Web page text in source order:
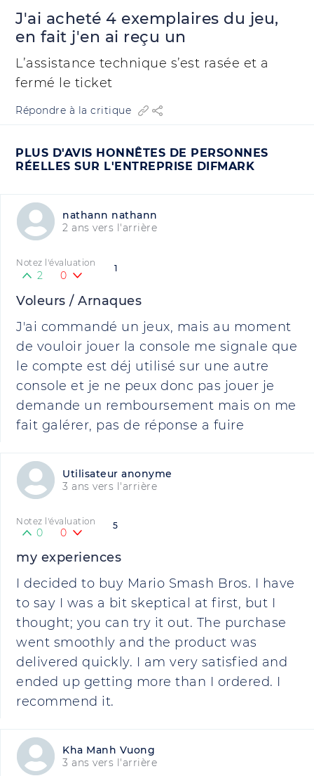
J'ai acheté 4 exemplaires du jeu,
en fait j'en ai reçu un
L’assistance technique s’est rasée et a
fermé le ticket
Répondre à la critique
PLUS D'AVIS HONNÊTES DE PERSONNES
RÉELLES SUR L'ENTREPRISE DIFMARK
nathann nathann
2 ans vers l'arrière
1
Notez l'évaluation
2 0
Voleurs / Arnaques
J'ai commandé un jeux, mais au moment
de vouloir jouer la console me signale que
le compte est déj utilisé sur une autre
console et je ne peux donc pas jouer je
demande un remboursement mais on me
fait galérer, pas de réponse a fuire
Utilisateur anonyme
3 ans vers l'arrière
5
Notez l'évaluation
0 0
my experiences
I decided to buy Mario Smash Bros. I have
to say I was a bit skeptical at first, but I
thought; you can try it out. The purchase
went smoothly and the product was
delivered quickly. I am very satisfied and
ended up getting more than I ordered. I
recommend it.
Kha Manh Vuong
3 ans vers l'arrière